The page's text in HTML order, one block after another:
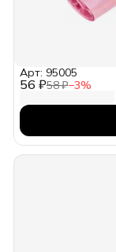
56 ₽58 ₽−3%
Арт: 95005